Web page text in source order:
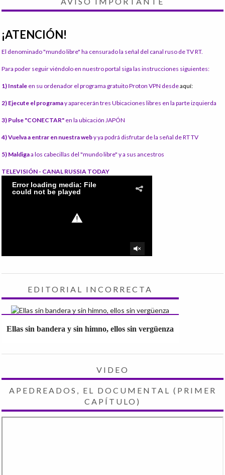
¡ATENCIÓN!
El denominado "mundo libre" ha censurado la señal del canal ruso de TV RT.
Para poder seguir viéndolo en nuestro portal siga las instrucciones siguientes:
1) Instale en su ordenador el programa gratuito Proton VPN desdeaquí:
2) Ejecute el programay aparecerán tres Ubicaciones libres en la parte izquierda
3) Pulse "CONECTAR" en la ubicación JAPÓN
4) Vuelva a entrar en nuestra weby ya podrá disfrutar de la señal de RT TV
5) Maldigaa los cabecillas del "mundo libre" y a sus ancestros
TELEVISIÓN - CANAL RUSSIA TODAY
EDITORIAL INCORRECTA
Ellas sin bandera y sin himno, ellos sin vergüenza
VIDEO
APEDREADOS, EL DOCUMENTAL (PRIMER
CAPÍTULO)